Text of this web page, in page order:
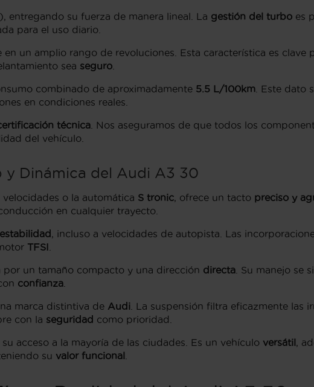
entregando su fuerza de manera lineal. La gestión del turbo es
para el uso diario.
en un amplio rango de revoluciones. Esta característica es clave
sea seguro
combinado de aproximadamente 5.5 L/100km . Este dato
en condiciones reales.
técnica . Nos aseguramos de que todos los
del vehículo.
Dinámica del Audi A3 30
velocidades o la automática S tronic, ofrece un tacto preciso y
en cualquier trayecto.
, incluso a velocidades de autopista. Las
TFSI
un tamaño compacto y una dirección directa . Su manejo se
confianza
marca distintiva de Audi . La suspensión filtra eficazmente las
con la seguridad como prioridad.
acceso a la mayoría de las ciudades. Es un vehículo versátil,
su valor funcional